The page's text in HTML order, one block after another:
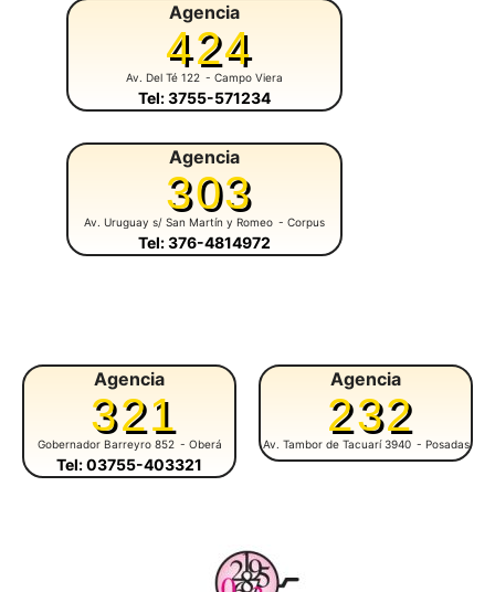
Agencia
424
Av. Del Té 122 - Campo Viera
Tel: 3755-571234
Agencia
303
Av. Uruguay s/ San Martín y Romeo - Corpus
Tel: 376-4814972
Agencia
321
Gobernador Barreyro 852 - Oberá
Tel: 03755-403321
Agencia
232
Av. Tambor de Tacuarí 3940 - Posadas